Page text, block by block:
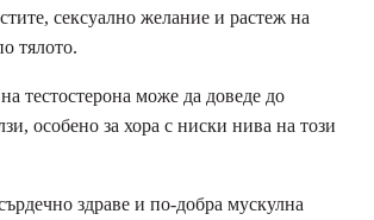
сексуално желание и растеж на
тялото.
тестостерона може да доведе до
особено за хора с ниски нива на този
здраве и по-добра мускулна